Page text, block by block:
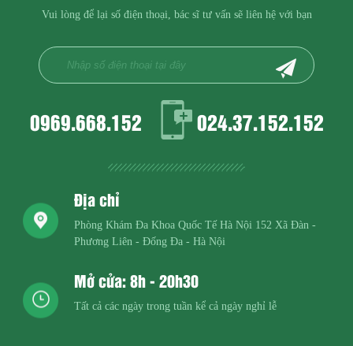
Vui lòng để lại số điện thoại, bác sĩ tư vấn sẽ liên hệ với bạn
0969.668.152 024.37.152.152
Địa chỉ
Phòng Khám Đa Khoa Quốc Tế Hà Nội 152 Xã Đàn -
Phương Liên - Đống Đa - Hà Nội
Mở cửa: 8h - 20h30
Tất cả các ngày trong tuần kể cả ngày nghỉ lễ